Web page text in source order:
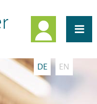
DE EN